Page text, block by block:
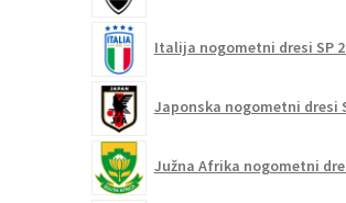
Italija nogometni dresi SP
Japonska nogometni dresi
Južna Afrika nogometni